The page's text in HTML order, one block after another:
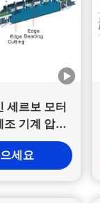
세르보 모터
조 기계 압력
세요